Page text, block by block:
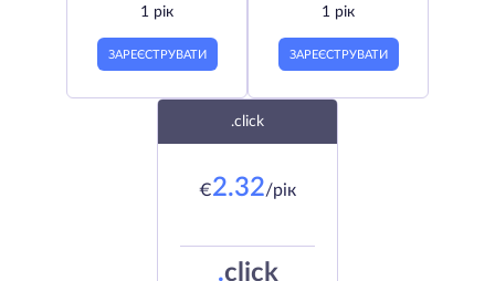
1 рік
ЗАРЕЄСТРУВАТИ
1 рік
ЗАРЕЄСТРУВАТИ
.click
€2.32/рік
.click